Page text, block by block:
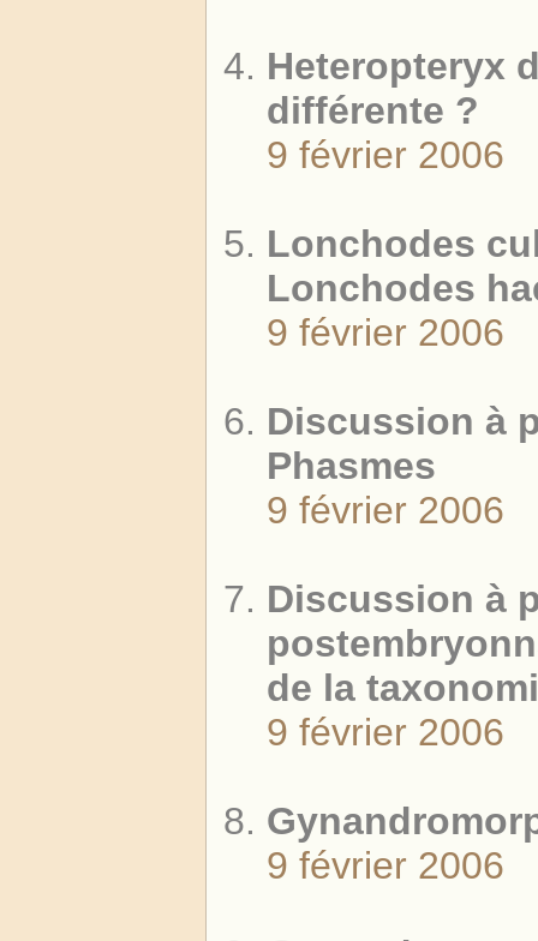
Heteropteryx
différente ?
9 février 2006
Lonchodes
Lonchodes
9 février 2006
Discussion à
Phasmes
9 février 2006
Discussion à
de la
9 février 2006
9 février 2006